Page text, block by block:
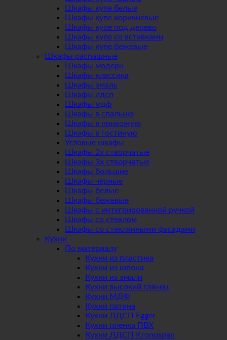
Шкафы купе белые
Шкафы купе коричневые
Шкафы купе под дерево
Шкафы купе со вставками
Шкафы купе бежевые
Шкафы распашные
Шкафы модерн
Шкафы классика
Шкафы эмаль
Шкафы лдсп
Шкафы мдф
Шкафы в спальню
Шкафы в прихожую
Шкафы в гостиную
Угловые шкафы
Шкафы 2х створчатые
Шкафы 3х створчатые
Шкафы большие
Шкафы черные
Шкафы белые
Шкафы бежевые
Шкафы с интегрированной ручкой
Шкафы со стеклом
Шкафы со стеклянными фасадами
Кухни
По материалу
Кухни из пластика
Кухни из шпона
Кухни из эмали
Кухни высокий глянец
Кухни МДФ
Кухни патина
Кухни ЛДСП Egger
Кухни пленка ПВХ
Кухни ЛДСП Kronospan